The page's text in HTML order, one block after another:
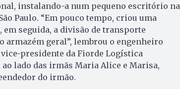
instalando-a num pequeno escritório na
Paulo. “Em pouco tempo, criou uma
seguida, a divisão de transporte
armazém geral”, lembrou o engenheiro
presidente da Fiorde Logística
lado das irmãs Maria Alice e Marisa,
do irmão.